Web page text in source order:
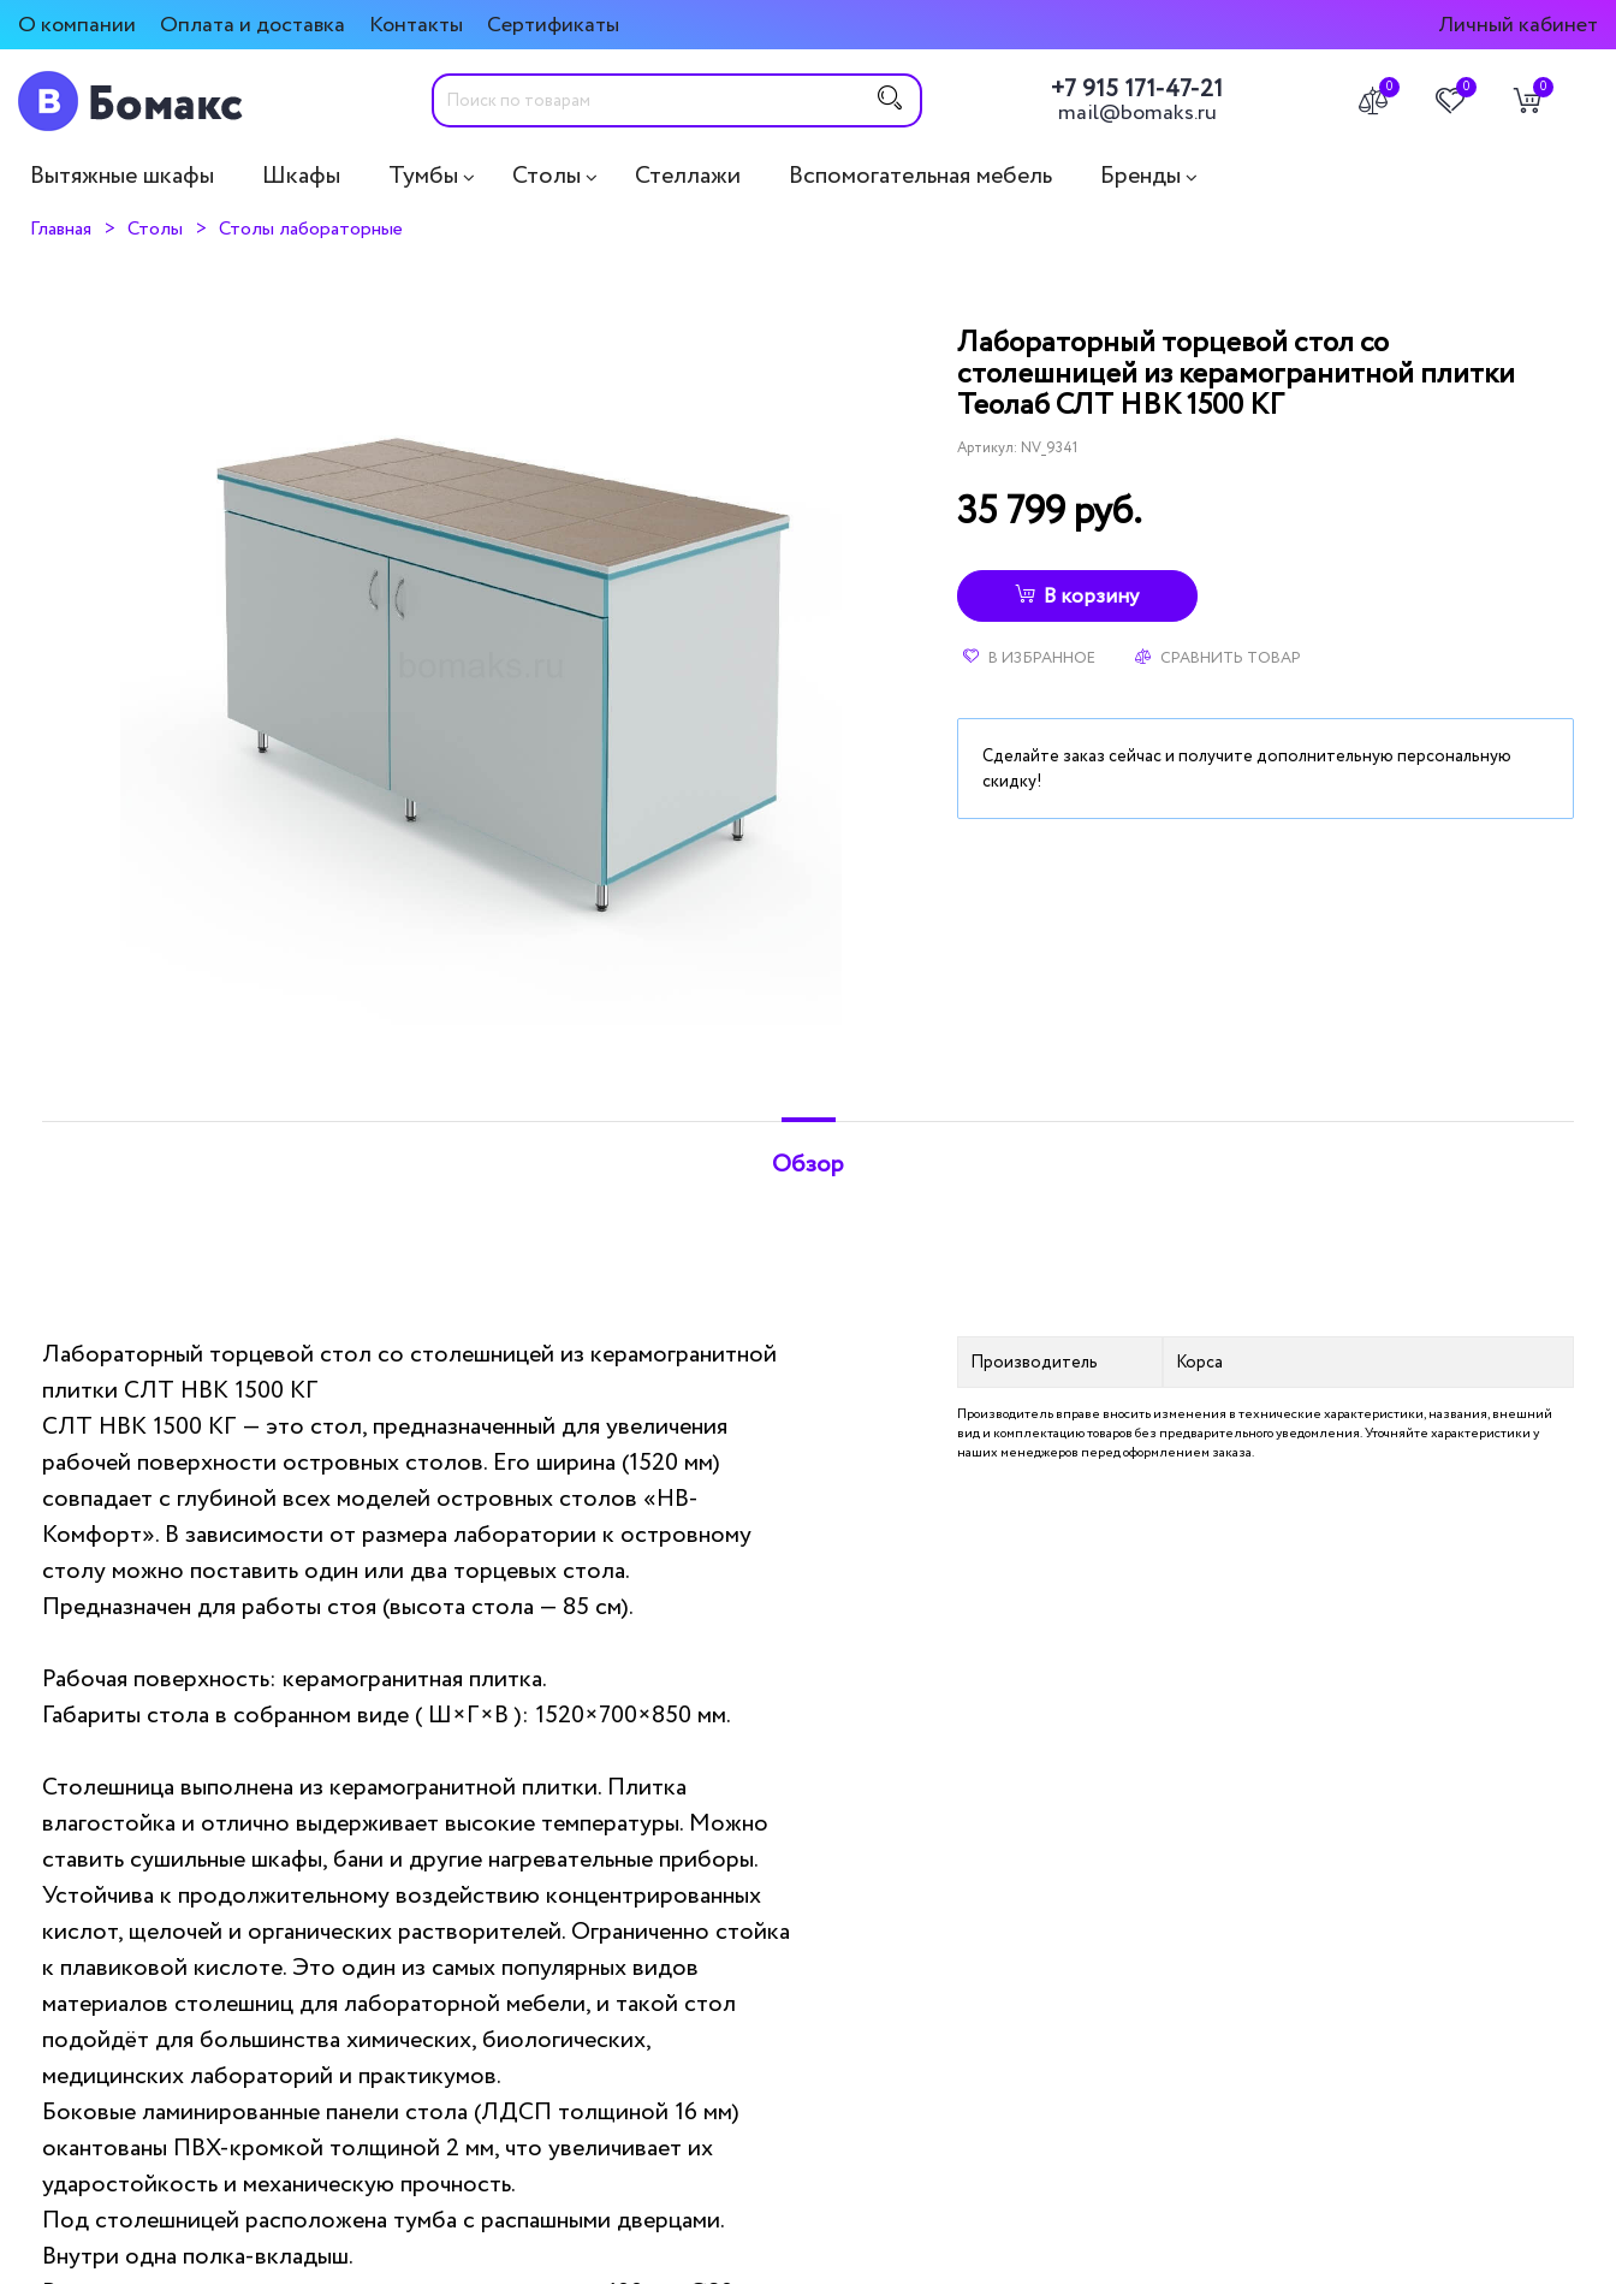
О компании Оплата и доставка Контакты Сертификаты Личный кабинет
+7 915 171-47-21
mail@bomaks.ru
0 0 0
Вытяжные шкафы Шкафы Тумбы Столы Стеллажи Вспомогательная мебель Бренды
Главная Столы Столы лабораторные
Лабораторный торцевой стол со
столешницей из керамогранитной плитки
Теолаб СЛТ НВК 1500 КГ
Артикул: NV_9341
35 799 руб.
В корзину
В ИЗБРАННОЕ СРАВНИТЬ ТОВАР
Сделайте заказ сейчас и получите дополнительную персональную
скидку!
Обзор
Лабораторный торцевой стол со столешницей из керамогранитной
плитки СЛТ НВК 1500 КГ
СЛТ НВК 1500 КГ — это стол, предназначенный для увеличения
рабочей поверхности островных столов. Его ширина (1520 мм)
совпадает с глубиной всех моделей островных столов «НВ-
Комфорт». В зависимости от размера лаборатории к островному
столу можно поставить один или два торцевых стола.
Предназначен для работы стоя (высота стола — 85 см).
Рабочая поверхность: керамогранитная плитка.
Габариты стола в собранном виде ( Ш×Г×В ): 1520×700×850 мм.
Столешница выполнена из керамогранитной плитки. Плитка
влагостойка и отлично выдерживает высокие температуры. Можно
ставить сушильные шкафы, бани и другие нагревательные приборы.
Устойчива к продолжительному воздействию концентрированных
кислот, щелочей и органических растворителей. Ограниченно стойка
к плавиковой кислоте. Это один из самых популярных видов
материалов столешниц для лабораторной мебели, и такой стол
подойдёт для большинства химических, биологических,
медицинских лабораторий и практикумов.
Боковые ламинированные панели стола (ЛДСП толщиной 16 мм)
окантованы ПВХ-кромкой толщиной 2 мм, что увеличивает их
ударостойкость и механическую прочность.
Под столешницей расположена тумба с распашными дверцами.
Внутри одна полка-вкладыш.
Производитель Корса
Производитель вправе вносить изменения в технические характеристики, названия, внешний
вид и комплектацию товаров без предварительного уведомления. Уточняйте характеристики у
наших менеджеров перед оформлением заказа.